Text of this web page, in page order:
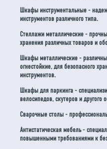
Шкафы инструментальные -
инструментов различного типа.
Стеллажи металлические -
хранения различных товаров и
Шкафы металлические -
огнестойкие, для безопасного
инструментов.
Шкафы для паркинга -
велосипедов, скутеров и другого
Сварочные столы -
Антистатическая мебель -
повышенными требованиями к